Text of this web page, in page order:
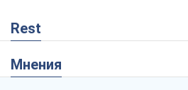
Rest
Мнения